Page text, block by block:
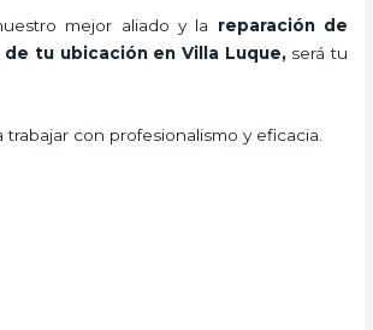
mejor aliado y la reparación de
tu ubicación en Villa Luque, será tu
trabajar con profesionalismo y eficacia.